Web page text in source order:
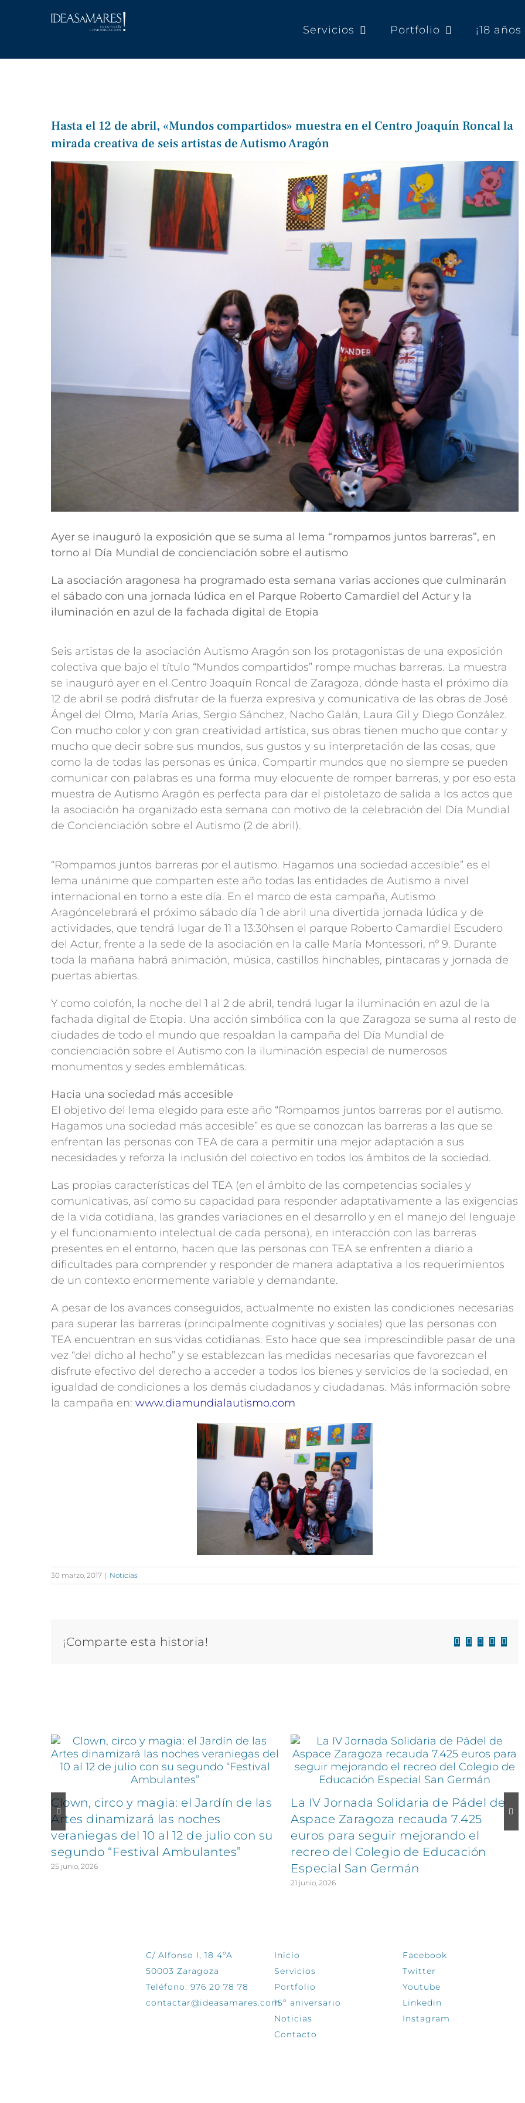
Servicios Portfolio ¡18
Hasta el 12 de abril, «Mundos compartidos» muestra en el Centro Joaquín Roncal la
mirada creativa de seis artistas de Autismo Aragón
Ver
imagen
más
grande
Ayer se inauguró la exposición que se suma al lema “rompamos juntos barreras”, en
torno al Día Mundial de concienciación sobre el autismo
La asociación aragonesa ha programado esta semana varias acciones que culminarán
el sábado con una jornada lúdica en el Parque Roberto Camardiel del Actur y la
iluminación en azul de la fachada digital de Etopia
Seis artistas de la asociación Autismo Aragón son los protagonistas de una exposición
colectiva que bajo el título “Mundos compartidos” rompe muchas barreras. La muestra
se inauguró ayer en el Centro Joaquín Roncal de Zaragoza, dónde hasta el próximo día
12 de abril se podrá disfrutar de la fuerza expresiva y comunicativa de las obras de José
Ángel del Olmo, María Arias, Sergio Sánchez, Nacho Galán, Laura Gil y Diego González.
Con mucho color y con gran creatividad artística, sus obras tienen mucho que contar y
mucho que decir sobre sus mundos, sus gustos y su interpretación de las cosas, que
como la de todas las personas es única. Compartir mundos que no siempre se pueden
comunicar con palabras es una forma muy elocuente de romper barreras, y por eso esta
muestra de Autismo Aragón es perfecta para dar el pistoletazo de salida a los actos que
la asociación ha organizado esta semana con motivo de la celebración del Día Mundial
de Concienciación sobre el Autismo (2 de abril).
“Rompamos juntos barreras por el autismo. Hagamos una sociedad accesible” es el
lema unánime que comparten este año todas las entidades de Autismo a nivel
internacional en torno a este día. En el marco de esta campaña, Autismo
Aragóncelebrará el próximo sábado día 1 de abril una divertida jornada lúdica y de
actividades, que tendrá lugar de 11 a 13:30hsen el parque Roberto Camardiel Escudero
del Actur, frente a la sede de la asociación en la calle María Montessori, nº 9. Durante
toda la mañana habrá animación, música, castillos hinchables, pintacaras y jornada de
puertas abiertas.
Y como colofón, la noche del 1 al 2 de abril, tendrá lugar la iluminación en azul de la
fachada digital de Etopia. Una acción simbólica con la que Zaragoza se suma al resto de
ciudades de todo el mundo que respaldan la campaña del Día Mundial de
concienciación sobre el Autismo con la iluminación especial de numerosos
monumentos y sedes emblemáticas.
Hacia una sociedad más accesible
El objetivo del lema elegido para este año “Rompamos juntos barreras por el autismo.
Hagamos una sociedad más accesible” es que se conozcan las barreras a las que se
enfrentan las personas con TEA de cara a permitir una mejor adaptación a sus
necesidades y reforza la inclusión del colectivo en todos los ámbitos de la sociedad.
Las propias características del TEA (en el ámbito de las competencias sociales y
comunicativas, así como su capacidad para responder adaptativamente a las exigencias
de la vida cotidiana, las grandes variaciones en el desarrollo y en el manejo del lenguaje
y el funcionamiento intelectual de cada persona), en interacción con las barreras
presentes en el entorno, hacen que las personas con TEA se enfrenten a diario a
dificultades para comprender y responder de manera adaptativa a los requerimientos
de un contexto enormemente variable y demandante.
A pesar de los avances conseguidos, actualmente no existen las condiciones necesarias
para superar las barreras (principalmente cognitivas y sociales) que las personas con
TEA encuentran en sus vidas cotidianas. Esto hace que sea imprescindible pasar de una
vez “del dicho al hecho” y se establezcan las medidas necesarias que favorezcan el
disfrute efectivo del derecho a acceder a todos los bienes y servicios de la sociedad, en
igualdad de condiciones a los demás ciudadanos y ciudadanas. Más información sobre
la campaña en: www.diamundialautismo.com
30 marzo, 2017 | Noticias
¡Comparte esta historia! Facebook
X LinkedIn
WhatsApp
Correo
Clown, circo y magia: el Jardín de las
Artes dinamizará las noches
veraniegas del 10 al 12 de julio con su
segundo “Festival Ambulantes”
25 junio, 2026
La IV Jornada Solidaria de Pádel de
Aspace Zaragoza recauda 7.425
euros para seguir mejorando el
recreo del Colegio de Educación
Especial San Germán
21 junio, 2026
C/ Alfonso I, 18 4ºA
50003 Zaragoza
Teléfono: 976 20 78 78
contactar@ideasamares.com
Inicio
Servicios
Portfolio
15º aniversario
Noticias
Contacto
Facebook
Twitter
Youtube
Linkedin
Instagram